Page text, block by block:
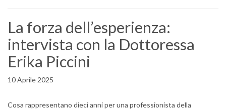
La forza dell’esperienza:
intervista con la Dottoressa
Erika Piccini
10 Aprile 2025
Cosa rappresentano dieci anni per una professionista della